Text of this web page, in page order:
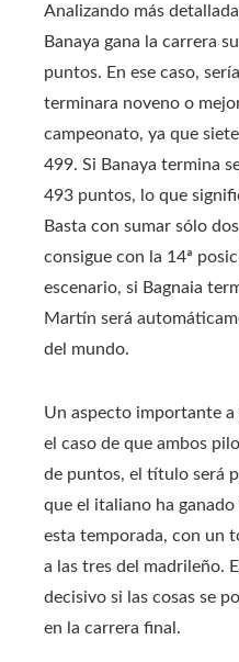
Analizando más
Banaya gana la carrera
puntos. En ese caso,
terminara noveno o
campeonato, ya que
499. Si Banaya termina
493 puntos, lo que
Basta con sumar sólo
consigue con la 14ª
escenario, si Bagnaia
Martín será
del mundo.
Un aspecto importante a
el caso de que ambos
de puntos, el título será
que el italiano ha
esta temporada, con un
a las tres del madrileño.
decisivo si las cosas se
en la carrera final.